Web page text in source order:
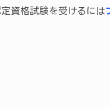
資格試験を受けるには